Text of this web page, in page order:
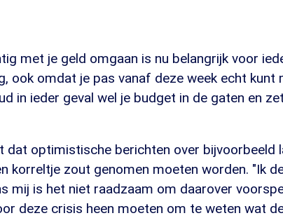
met je geld omgaan is nu belangrijk voor
ook omdat je pas vanaf deze week echt kunt
in ieder geval wel je budget in de gaten en
dat optimistische berichten over bijvoorbeeld
korreltje zout genomen moeten worden. "Ik
mij is het niet raadzaam om daarover
deze crisis heen moeten om te weten wat